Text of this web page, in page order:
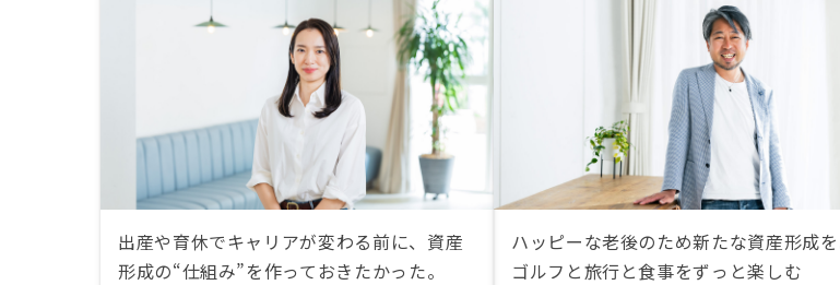
リスクヘッジ 株式
なる値動きをする
フォリオの分散に役立
動の影響を受けに
不動産は需要が安定）。 7.
金・世代間資産承
足に備えた収入源
る。 相続対策としても有効で、資
産を次世代に引き
ニーズであり、特
需要が持続する。 民泊やシェアハ
出産や育休でキャリアが変わる前に、資産
形成の“仕組み”を作っておきたかった。
ハッピーな老後のため新たな資産形成を
ゴルフと旅行と食事をずっと楽しむ